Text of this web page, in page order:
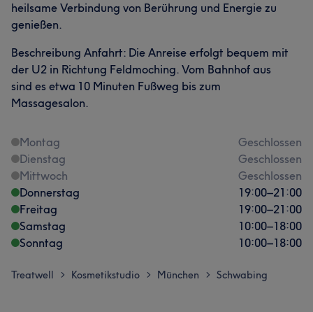
heilsame Verbindung von Berührung und Energie zu
genießen.
Beschreibung Anfahrt: Die Anreise erfolgt bequem mit
der U2 in Richtung Feldmoching. Vom Bahnhof aus
sind es etwa 10 Minuten Fußweg bis zum
Massagesalon.
Montag
Geschlossen
Dienstag
Geschlossen
Mittwoch
Geschlossen
Donnerstag
19:00–21:00
Freitag
19:00–21:00
Samstag
10:00–18:00
Sonntag
10:00–18:00
Treatwell > Kosmetikstudio > München > Schwabing